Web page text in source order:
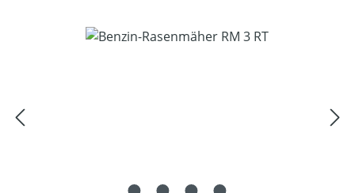
Bildergalerie überspringen